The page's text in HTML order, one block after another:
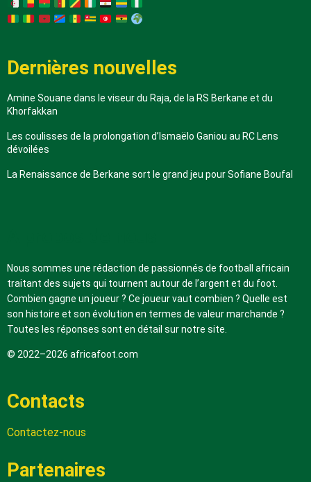
Dernières nouvelles
Amine Souane dans le viseur du Raja, de la RS Berkane et du
Khorfakkan
Les coulisses de la prolongation d’Ismaëlo Ganiou au RC Lens
dévoilées
La Renaissance de Berkane sort le grand jeu pour Sofiane Boufal
Nous sommes une rédaction de passionnés de football africain
traitant des sujets qui tournent autour de l’argent et du foot.
Combien gagne un joueur ? Ce joueur vaut combien ? Quelle est
son histoire et son évolution en termes de valeur marchande ?
Toutes les réponses sont en détail sur notre site.
© 2022–2026 africafoot.com
Contacts
Contactez-nous
Partenaires